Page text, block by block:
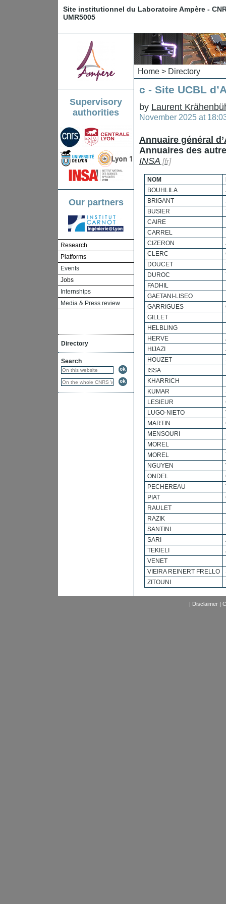
Site institutionnel du Laboratoire Ampère -
UMR5005
Supervisory
authorities
Our partners
Research
Platforms
Events
Jobs
Internships
Media & Press review
Directory
Search
Home > Directory
c - Site UCBL
by Laurent
November 2025 at
Annuaire général
Annuaires des
INSA
NOM
BOUHLILA
BRIGANT
BUSIER
CAIRE
CARREL
CIZERON
CLERC
DOUCET
DUROC
FADHIL
GAETANI-LISEO
GARRIGUES
GILLET
HELBLING
HERVE
HIJAZI
HOUZET
ISSA
KHARRICH
KUMAR
LESIEUR
LUGO-NIETO
MARTIN
MENSOURI
MOREL
MOREL
NGUYEN
ONDEL
PECHEREAU
PIAT
RAULET
RAZIK
SANTINI
SARI
TEKIELI
VENET
VIEIRA REINERT FRELLO
ZITOUNI
| Disclaimer|